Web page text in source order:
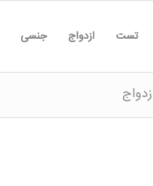
تست ازدواج جنسی